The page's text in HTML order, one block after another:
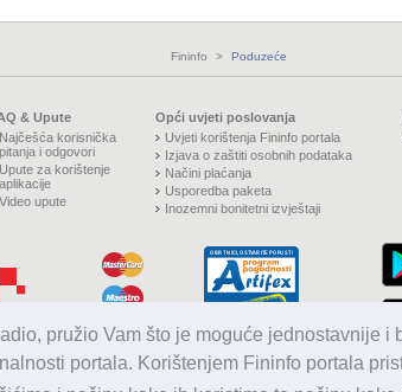
pružio Vam što je moguće jednostavnije i
portala. Korištenjem Fininfo portala
Fininfo > Poduzeće
& Upute
Najčešća korisnička
pitanja i odgovori
Upute za korištenje
aplikacije
Video upute
Opći uvjeti poslovanja
Uvjeti korištenja Fininfo portala
Izjava o zaštiti osobnih podataka
Načini plaćanja
Usporedba paketa
Inozemni bonitetni izvještaji